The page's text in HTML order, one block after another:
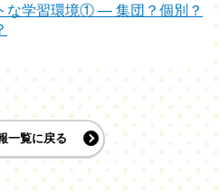
な学習環境① ― 集団？個別？
一覧に戻る